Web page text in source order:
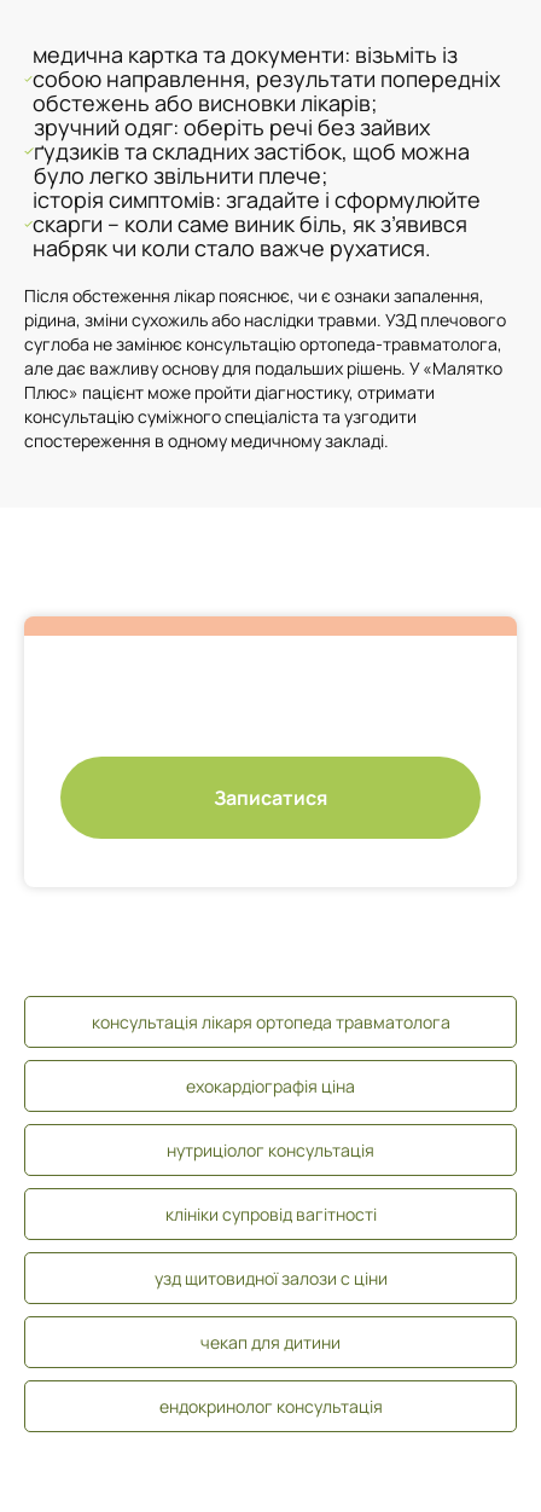
медична картка та документи: візьміть із
собою направлення, результати попередніх
обстежень або висновки лікарів;
зручний одяг: оберіть речі без зайвих
ґудзиків та складних застібок, щоб можна
було легко звільнити плече;
історія симптомів: згадайте і сформулюйте
скарги – коли саме виник біль, як з’явився
набряк чи коли стало важче рухатися.
Після обстеження лікар пояснює, чи є ознаки запалення,
рідина, зміни сухожиль або наслідки травми. УЗД плечового
суглоба не замінює консультацію ортопеда-травматолога,
але дає важливу основу для подальших рішень. У «Малятко
Плюс» пацієнт може пройти діагностику, отримати
консультацію суміжного спеціаліста та узгодити
спостереження в одному медичному закладі.
Записатися
консультація лікаря ортопеда травматолога
ехокардіографія ціна
нутриціолог консультація
клініки супровід вагітності
узд щитовидної залози с ціни
чекап для дитини
ендокринолог консультація